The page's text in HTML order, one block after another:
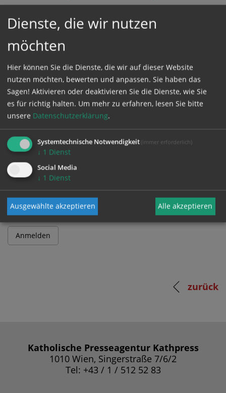
loggen Sie sich ein, oder bestellen Sie das
ProduktKathpress_online.
Bitte melden Sie sich mit Ihrem Benutzernamen
und Passwort an.
Benutzername
Passwort
zurück
Katholische Presseagentur Kathpress
1010 Wien, Singerstraße 7/6/2
Tel: +43 / 1 / 512 52 83
Dienste, die wir nutzen
möchten
Hier können Sie die Dienste, die wir auf dieser Website
nutzen möchten, bewerten und anpassen. Sie haben das
Sagen! Aktivieren oder deaktivieren Sie die Dienste, wie Sie
es für richtig halten. Um mehr zu erfahren, lesen Sie bitte
unsere Datenschutzerklärung.
Systemtechnische Notwendigkeit (immer erforderlich)
↓ 1 Dienst
Social Media
↓ 1 Dienst
Ausgewählte akzeptieren Alle akzeptieren